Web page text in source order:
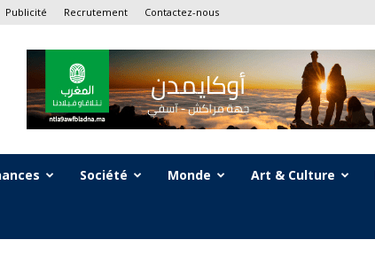
Publicité Recrutement Contactez-nous
Société Monde Art & Culture